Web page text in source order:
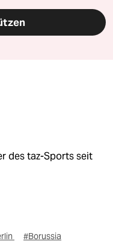
des taz-Sports seit
#Borussia